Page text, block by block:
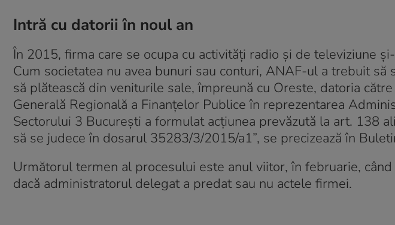
Intră cu datorii în noul an
În 2015, firma care se ocupa cu activități radio și de televiziune
Cum societatea nu avea bunuri sau conturi, ANAF-ul a trebuit să
să plătească din veniturile sale, împreună cu Oreste, datoria
Generală Regională a Finanţelor Publice în reprezentarea
Sectorului 3 București a formulat acţiunea prevăzută la art. 138
să se judece în dosarul 35283/3/2015/a1”, se precizează în
Următorul termen al procesului este anul viitor, în februarie,
dacă administratorul delegat a predat sau nu actele firmei.